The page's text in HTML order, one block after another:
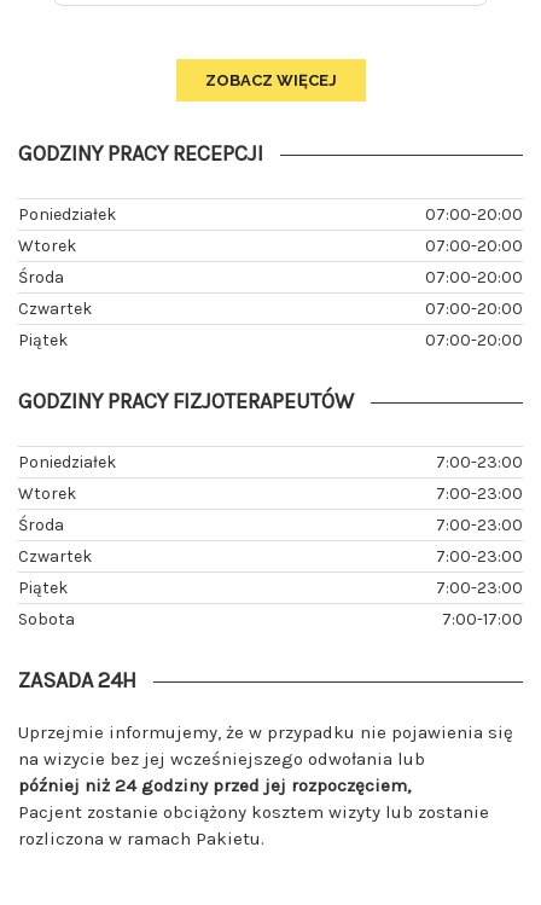
ZOBACZ WIĘCEJ
GODZINY PRACY RECEPCJI
Poniedziałek
07:00-20:00
Wtorek
07:00-20:00
Środa
07:00-20:00
Czwartek
07:00-20:00
Piątek
07:00-20:00
GODZINY PRACY FIZJOTERAPEUTÓW
Poniedziałek
7:00-23:00
Wtorek
7:00-23:00
Środa
7:00-23:00
Czwartek
7:00-23:00
Piątek
7:00-23:00
Sobota
7:00-17:00
ZASADA 24H
Uprzejmie informujemy, że w przypadku nie pojawienia się
na wizycie bez jej wcześniejszego odwołania lub
później niż 24 godziny przed jej rozpoczęciem,
Pacjent zostanie obciążony kosztem wizyty lub zostanie
rozliczona w ramach Pakietu.